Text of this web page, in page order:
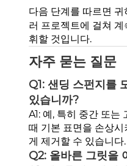
다음 단계를 따르면 귀
러 프로젝트에 걸쳐
휘할 것입니다.
자주 묻는 질문
Q1: 샌딩 스펀지를
있습니까?
A1: 예, 특히 중간 또는
때 기본 표면을 손상
게 제거할 수 있습니다.
Q2: 올바른 그릿을